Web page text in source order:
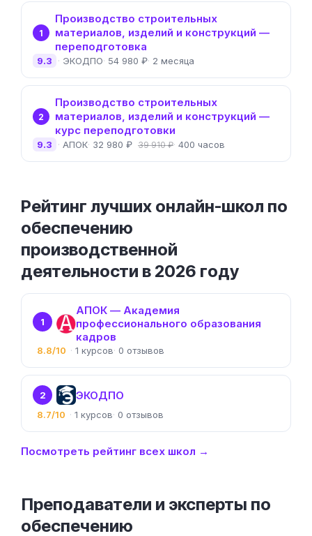
1
Производство строительных
материалов, изделий и конструкций —
переподготовка
ЭКОДПО 54 980 ₽ 2 месяца
9.3
2
Производство строительных
материалов, изделий и конструкций —
курс переподготовки
АПОК 32 980 ₽ 39 910 ₽ 400 часов
9.3
Рейтинг лучших онлайн-школ по
обеспечению
производственной
деятельности в 2026 году
1
АПОК — Академия
профессионального образования
кадров
8.8/10 1 0
2 ЭКОДПО
8.7/10 1 0
Посмотреть рейтинг всех школ →
Преподаватели и эксперты по
обеспечению